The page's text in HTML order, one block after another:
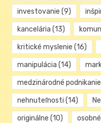
investovanie (9)
kancelária (13)
kritické myslenie (16)
manipulácia (14)
medzinárodné podnikanie
nehnuteľnosti (14)
originálne (10) osobné